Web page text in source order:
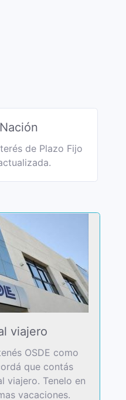
de Plazo Fijo
viajero
OSDE como
que contás
viajero. Tenelo en
vacaciones.